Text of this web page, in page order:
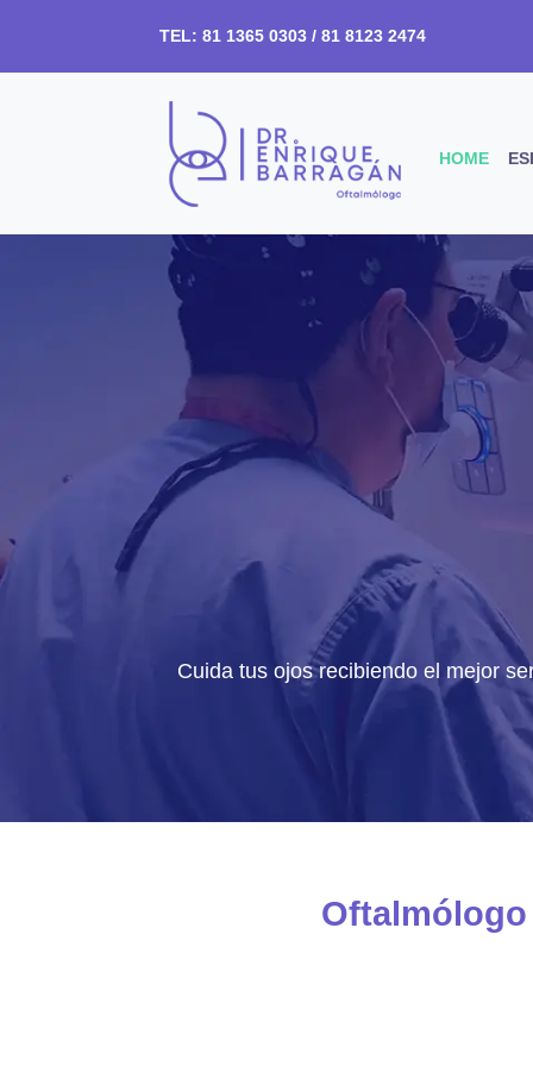
TEL: 81 1365 0303 / 81 8123 2474
HOME
Cuida tus ojos recibiendo el mejor